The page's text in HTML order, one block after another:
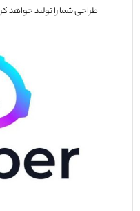
طراحی شما را تولید خواهد کرد.